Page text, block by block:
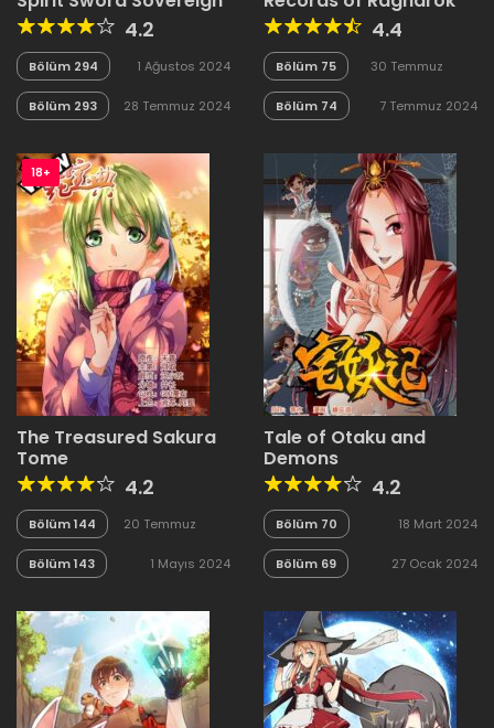
4.2
Bölüm 294 1 Ağustos 2024
Bölüm 293 28 Temmuz 2024
4.4
Bölüm 75
30 Temmuz
Bölüm 74 7 Temmuz 2024
18+
The Treasured Sakura
Tome
4.2
Bölüm 144
20 Temmuz
Bölüm 143 1 Mayıs 2024
Tale of Otaku and
Demons
4.2
Bölüm 70 18 Mart 2024
Bölüm 69 27 Ocak 2024